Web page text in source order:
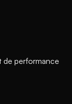
de performance